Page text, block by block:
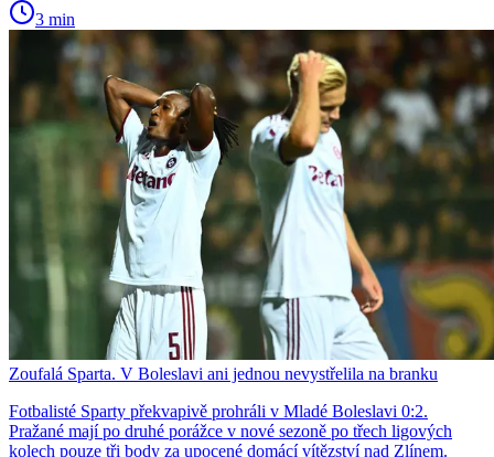
3 min
Zoufalá Sparta. V Boleslavi ani jednou nevystřelila na branku
Fotbalisté Sparty překvapivě prohráli v Mladé Boleslavi 0:2.
Pražané mají po druhé porážce v nové sezoně po třech ligových
kolech pouze tři body za upocené domácí vítězství nad Zlínem.